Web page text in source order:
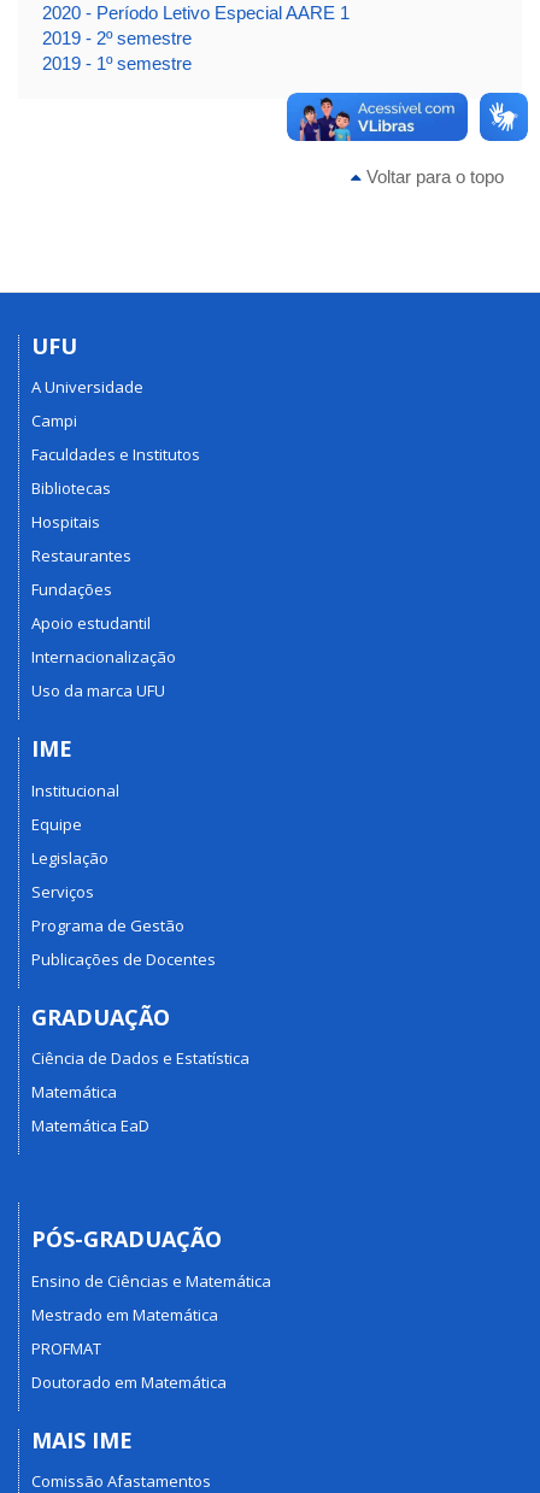
2020 - Período Letivo Especial AARE 1
2019 - 2º semestre
2019 - 1º semestre
Voltar para o topo
UFU
A Universidade
Campi
Faculdades e Institutos
Bibliotecas
Hospitais
Restaurantes
Fundações
Apoio estudantil
Internacionalização
Uso da marca UFU
IME
Institucional
Equipe
Legislação
Serviços
Programa de Gestão
Publicações de Docentes
GRADUAÇÃO
Ciência de Dados e Estatística
Matemática
Matemática EaD
PÓS-GRADUAÇÃO
Ensino de Ciências e Matemática
Mestrado em Matemática
PROFMAT
Doutorado em Matemática
MAIS IME
Comissão Afastamentos